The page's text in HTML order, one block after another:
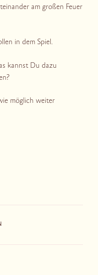
am großen Feuer
in dem Spiel.
kannst Du dazu
möglich weiter